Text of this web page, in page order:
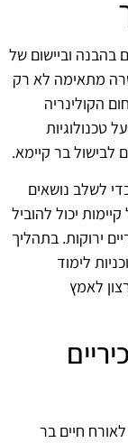
בהבנה וביישום של
מתאימה לא רק
הקולינריה
טכנולוגיות
לבישול בר קיימא.
לשלב נושאים
יכול להוביל
ירוקות. בתהליך
לימוד
לאמץ
חיים בר